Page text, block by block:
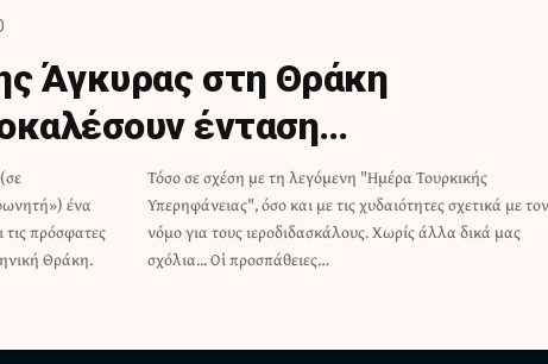
Άγκυρας στη Θράκη
ένταση…
ένα
πρόσφατες
Θράκη.
με τον
δικά μας
σχόλια... Οἱ προσπάθειες…